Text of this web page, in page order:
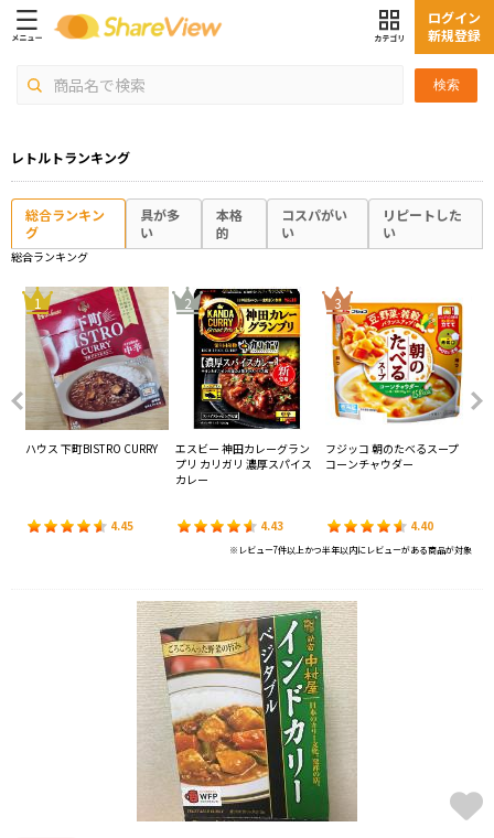
検索
ログイン
新規登録
レトルトランキング
総合ランキン
グ
具が多
い
本格
的
コスパがい
い
リピートした
い
総合ランキング
1
ハウス 下町BISTRO CURRY
4.45
2
エスビー 神田カレーグラン
プリ カリガリ 濃厚スパイス
カレー
4.43
3
フジッコ 朝のたべるスープ
コーンチャウダー
4.40
※レビュー7件以上かつ半年以内にレビューがある商品が対象